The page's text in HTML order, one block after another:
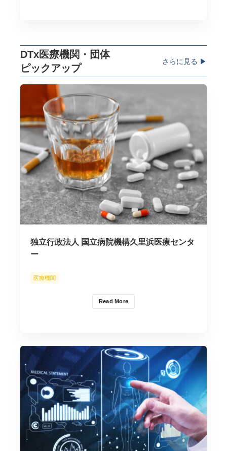
DTx医療機関・団体
ピックアップ
さらに見る ▶︎
独立行政法人 国立病院機構久里浜医療センタ
ー
Read More
医療機関